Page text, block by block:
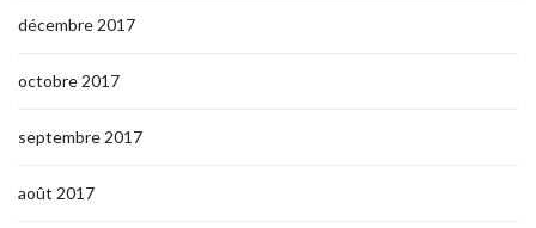
décembre 2017
octobre 2017
septembre 2017
août 2017